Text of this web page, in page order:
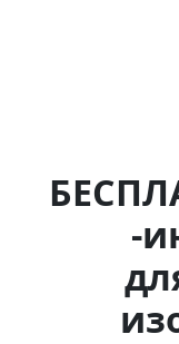
-